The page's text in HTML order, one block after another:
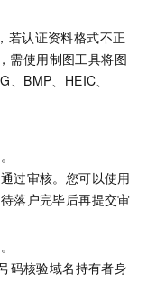
若认证资料格式不正
，需使用制图工具将图
、BMP、HEIC、
过审核。您可以使用
落户完毕后再提交审
码核验域名持有者身